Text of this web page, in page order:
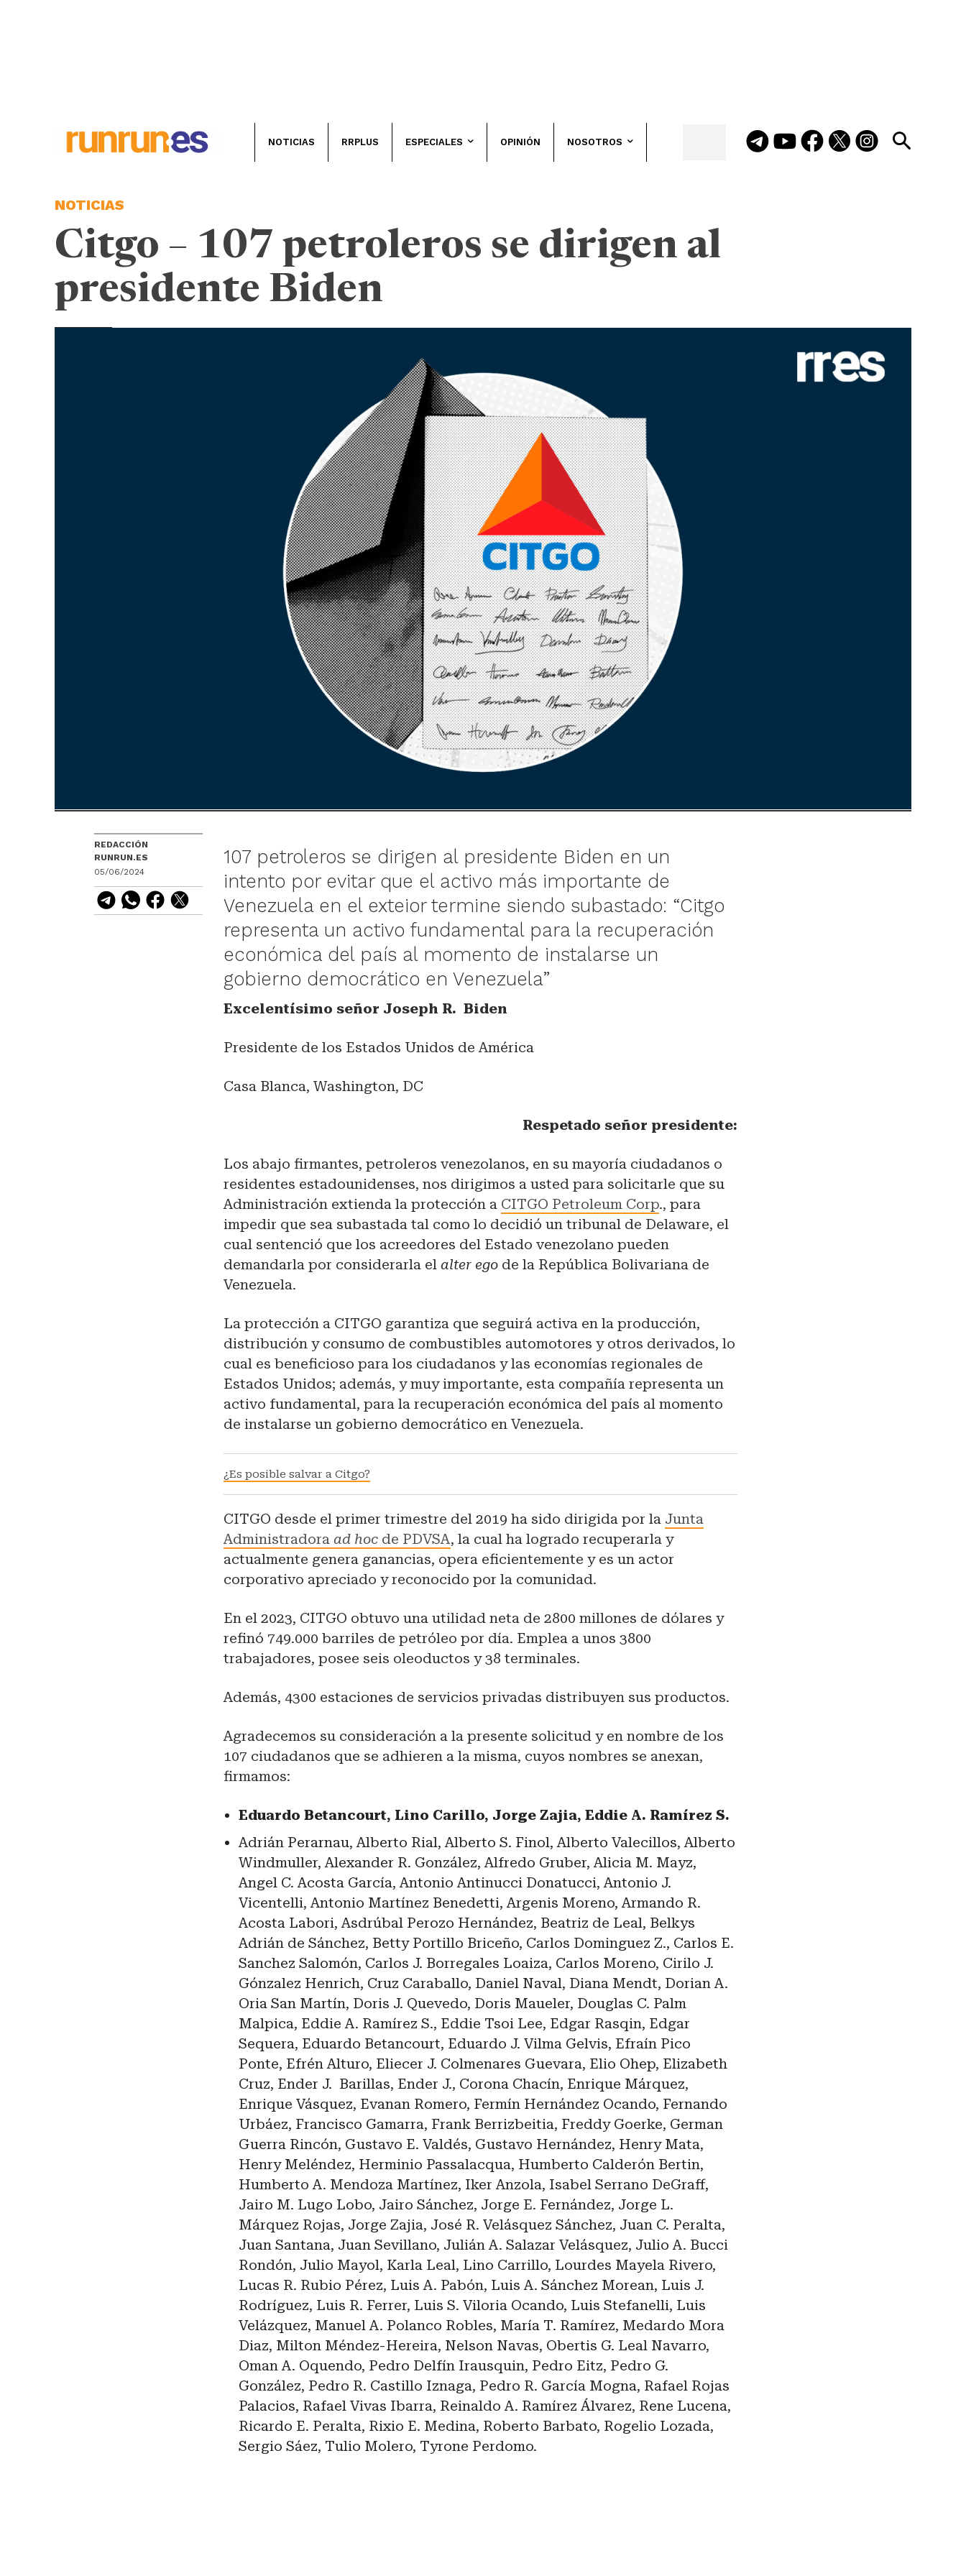
NOTICIAS RRPLUS ESPECIALES OPINIÓN NOSOTROS
NOTICIAS
Citgo – 107 petroleros se dirigen al
presidente Biden
REDACCIÓN
RUNRUN.ES
05/06/2024
107 petroleros se dirigen al presidente Biden en un
intento por evitar que el activo más importante de
Venezuela en el exteior termine siendo subastado: “Citgo
representa un activo fundamental para la recuperación
económica del país al momento de instalarse un
gobierno democrático en Venezuela”
Excelentísimo señor Joseph R. Biden
Presidente de los Estados Unidos de América
Casa Blanca, Washington, DC
Respetado señor presidente:
Los abajo firmantes, petroleros venezolanos, en su mayoría ciudadanos o
residentes estadounidenses, nos dirigimos a usted para solicitarle que su
Administración extienda la protección a CITGO Petroleum Corp., para
impedir que sea subastada tal como lo decidió un tribunal de Delaware, el
cual sentenció que los acreedores del Estado venezolano pueden
demandarla por considerarla elalter ego de la República Bolivariana de
Venezuela.
La protección a CITGO garantiza que seguirá activa en la producción,
distribución y consumo de combustibles automotores y otros derivados, lo
cual es beneficioso para los ciudadanos y las economías regionales de
Estados Unidos; además, y muy importante, esta compañía representa un
activo fundamental, para la recuperación económica del país al momento
de instalarse un gobierno democrático en Venezuela.
¿Es posible salvar a Citgo?
CITGO desde el primer trimestre del 2019 ha sido dirigida por la Junta
Administradora ad hoc de PDVSA, la cual ha logrado recuperarla y
actualmente genera ganancias, opera eficientemente y es un actor
corporativo apreciado y reconocido por la comunidad.
En el 2023, CITGO obtuvo una utilidad neta de 2800 millones de dólares y
refinó 749.000 barriles de petróleo por día. Emplea a unos 3800
trabajadores, posee seis oleoductos y 38 terminales.
Además, 4300 estaciones de servicios privadas distribuyen sus productos.
Agradecemos su consideración a la presente solicitud y en nombre de los
107 ciudadanos que se adhieren a la misma, cuyos nombres se anexan,
firmamos:
Eduardo Betancourt, Lino Carillo, Jorge Zajia, Eddie A. Ramírez S.
Adrián Perarnau, Alberto Rial, Alberto S. Finol, Alberto Valecillos, Alberto
Windmuller, Alexander R. González, Alfredo Gruber, Alicia M. Mayz,
Angel C. Acosta García, Antonio Antinucci Donatucci, Antonio J.
Vicentelli, Antonio Martínez Benedetti, Argenis Moreno, Armando R.
Acosta Labori, Asdrúbal Perozo Hernández, Beatriz de Leal, Belkys
Adrián de Sánchez, Betty Portillo Briceño, Carlos Dominguez Z., Carlos E.
Sanchez Salomón, Carlos J. Borregales Loaiza, Carlos Moreno, Cirilo J.
Gónzalez Henrich, Cruz Caraballo, Daniel Naval, Diana Mendt, Dorian A.
Oria San Martín, Doris J. Quevedo, Doris Maueler, Douglas C. Palm
Malpica, Eddie A. Ramírez S., Eddie Tsoi Lee, Edgar Rasqin, Edgar
Sequera, Eduardo Betancourt, Eduardo J. Vilma Gelvis, Efraín Pico
Ponte, Efrén Alturo, Eliecer J. Colmenares Guevara, Elio Ohep, Elizabeth
Cruz, Ender J. Barillas, Ender J., Corona Chacín, Enrique Márquez,
Enrique Vásquez, Evanan Romero, Fermín Hernández Ocando, Fernando
Urbáez, Francisco Gamarra, Frank Berrizbeitia, Freddy Goerke, German
Guerra Rincón, Gustavo E. Valdés, Gustavo Hernández, Henry Mata,
Henry Meléndez, Herminio Passalacqua, Humberto Calderón Bertin,
Humberto A. Mendoza Martínez, Iker Anzola, Isabel Serrano DeGraff,
Jairo M. Lugo Lobo, Jairo Sánchez, Jorge E. Fernández, Jorge L.
Márquez Rojas, Jorge Zajia, José R. Velásquez Sánchez, Juan C. Peralta,
Juan Santana, Juan Sevillano, Julián A. Salazar Velásquez, Julio A. Bucci
Rondón, Julio Mayol, Karla Leal, Lino Carrillo, Lourdes Mayela Rivero,
Lucas R. Rubio Pérez, Luis A. Pabón, Luis A. Sánchez Morean, Luis J.
Rodríguez, Luis R. Ferrer, Luis S. Viloria Ocando, Luis Stefanelli, Luis
Velázquez, Manuel A. Polanco Robles, María T. Ramírez, Medardo Mora
Diaz, Milton Méndez-Hereira, Nelson Navas, Obertis G. Leal Navarro,
Oman A. Oquendo, Pedro Delfín Irausquin, Pedro Eitz, Pedro G.
González, Pedro R. Castillo Iznaga, Pedro R. García Mogna, Rafael Rojas
Palacios, Rafael Vivas Ibarra, Reinaldo A. Ramírez Álvarez, Rene Lucena,
Ricardo E. Peralta, Rixio E. Medina, Roberto Barbato, Rogelio Lozada,
Sergio Sáez, Tulio Molero, Tyrone Perdomo.